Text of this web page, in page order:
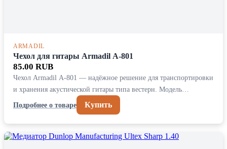
ARMADIL
Чехол для гитары Armadil А-801
85.00 RUB
Чехол Armadil А-801 — надёжное решение для транспортировки
и хранения акустической гитары типа вестерн. Модель…
Подробнее о товаре
Купить